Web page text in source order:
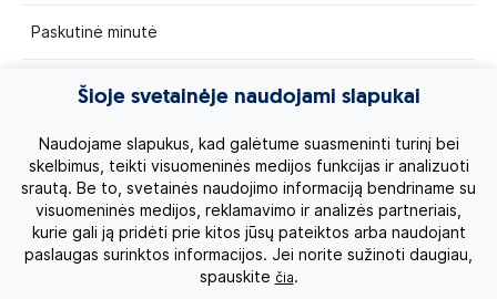
Paskutinė minutė
Egzotinės kelionės
Kruizai
Kelionės po Lietuvą
Apie mus
Šioje svetainėje naudojami slapukai
Naudojame slapukus, kad galėtume suasmeninti turinį bei
skelbimus, teikti visuomeninės medijos funkcijas ir analizuoti
srautą. Be to, svetainės naudojimo informaciją bendriname su
visuomeninės medijos, reklamavimo ir analizės partneriais,
kurie gali ją pridėti prie kitos jūsų pateiktos arba naudojant
paslaugas surinktos informacijos. Jei norite sužinoti daugiau,
spauskite čia.